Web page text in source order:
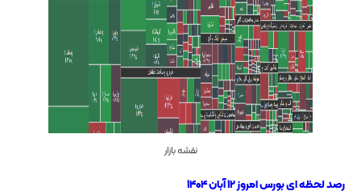
نقشه بازار
رصد لحظه ای بورس امروز ۱۲ آبان ۱۴۰۴